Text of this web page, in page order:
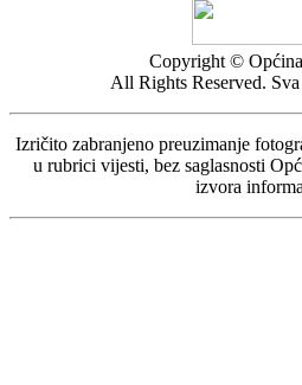
Copyright ©
All Rights Reserved. Sva
Izričito zabranjeno preuzimanje
u rubrici vijesti, bez saglasnosti
izvora